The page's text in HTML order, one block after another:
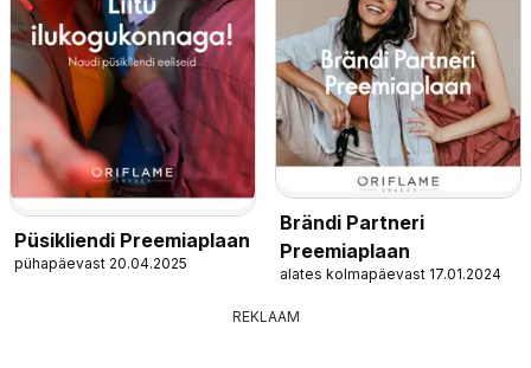
Püsikliendi Preemiaplaan
pühapäevast 20.04.2025
Brändi Partneri
Preemiaplaan
alates kolmapäevast 17.01.2024
REKLAAM